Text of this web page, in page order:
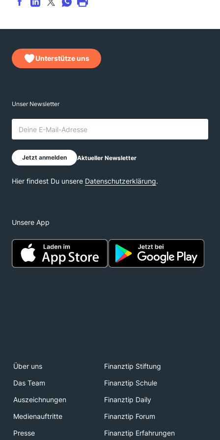
Unterstütze uns
Unsere App
Über uns
Finanztip Stiftung
Das Team
Finanztip Schule
Auszeichnungen
Finanztip Daily
Medienauftritte
Finanztip Forum
Presse
Finanztip Erfahrungen